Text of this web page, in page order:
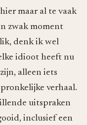
maar al te vaak
zwak moment
denk ik wel
idioot heeft nu
alleen iets
verhaal.
uitspraken
inclusief een